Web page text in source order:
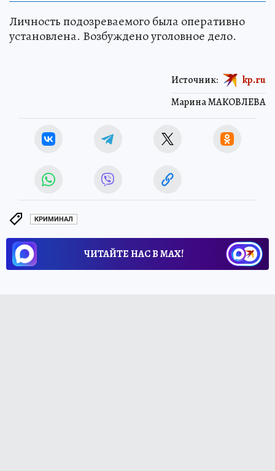
Личность подозреваемого была оперативно
установлена. Возбуждено уголовное дело.
Марина МАКОВЛЕВА
Источник: kp.ru
КРИМИНАЛ
ЧИТАЙТЕ НАС В МАХ!